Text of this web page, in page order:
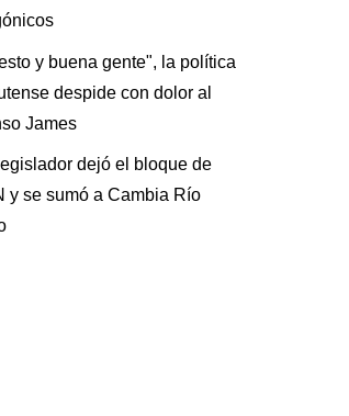
y buena gente", la política
despide con dolor al
James
dejó el bloque de
y se sumó a Cambia Río